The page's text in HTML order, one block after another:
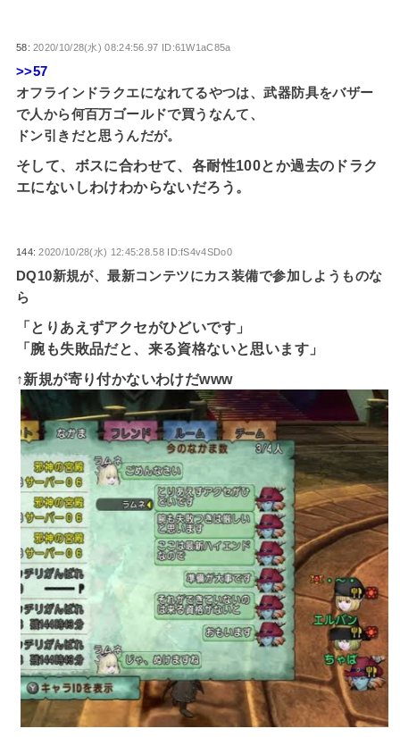
58:2020/10/28(水) 08:24:56.97 ID:61W1aC85a
>>57
オフラインドラクエになれてるやつは、武器防具をバザー
で人から何百万ゴールドで買うなんて、
ドン引きだと思うんだが。
そして、ボスに合わせて、各耐性100とか過去のドラク
エにないしわけわからないだろう。
144:2020/10/28(水) 12:45:28.58 ID:fS4v4SDo0
DQ10新規が、最新コンテツにカス装備で参加しようものな
ら
「とりあえずアクセがひどいです」
「腕も失敗品だと、来る資格ないと思います」
↑新規が寄り付かないわけだwww